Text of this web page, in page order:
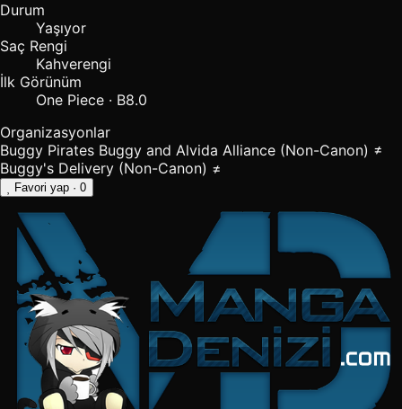
Durum
Yaşıyor
Saç Rengi
Kahverengi
İlk Görünüm
One Piece · B8.0
Organizasyonlar
Buggy Pirates Buggy and Alvida Alliance (Non-Canon) ≠
Buggy's Delivery (Non-Canon) ≠
Favori yap · 0